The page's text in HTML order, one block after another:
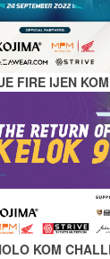
FIRE IJEN
KOM